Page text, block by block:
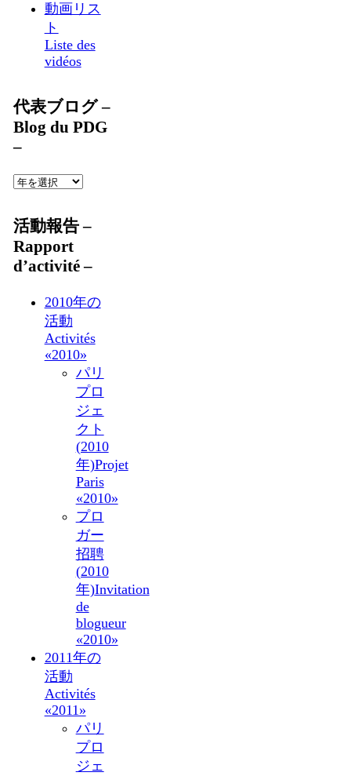
動画リス
ト
Liste des
vidéos
代表ブログ –
Blog du PDG
–
活動報告 –
Rapport
d’activité –
2010年の
活動
Activités
«2010»
パリ
プロ
ジェ
クト
(2010
年)Projet
Paris
«2010»
プロ
ガー
招聘
(2010
年)Invitation
de
blogueur
«2010»
2011年の
活動
Activités
«2011»
パリ
プロ
ジェ